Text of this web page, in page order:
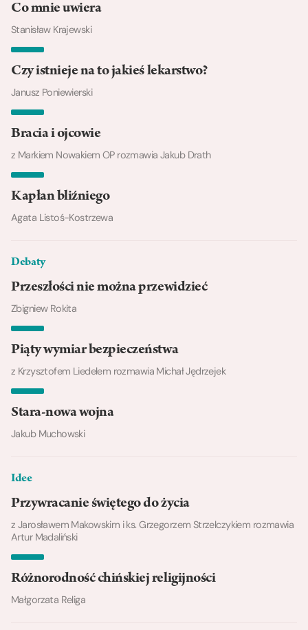
Co mnie uwiera
Stanisław Krajewski
Czy istnieje na to jakieś lekarstwo?
Janusz Poniewierski
Bracia i ojcowie
z Markiem Nowakiem OP rozmawia Jakub Drath
Kapłan bliźniego
Agata Listoś-Kostrzewa
Debaty
Przeszłości nie można przewidzieć
Zbigniew Rokita
Piąty wymiar bezpieczeństwa
z Krzysztofem Liedelem rozmawia Michał Jędrzejek
Stara-nowa wojna
Jakub Muchowski
Idee
Przywracanie świętego do życia
z Jarosławem Makowskim i ks. Grzegorzem Strzelczykiem rozmawia
Artur Madaliński
Różnorodność chińskiej religijności
Małgorzata Religa